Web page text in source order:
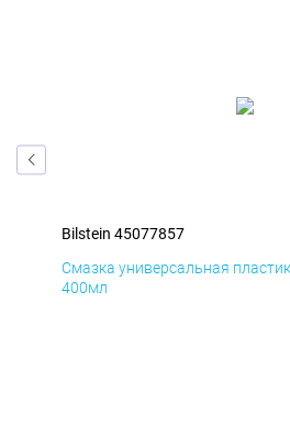
Bilstein 45077857
Смазка универсальная
400мл